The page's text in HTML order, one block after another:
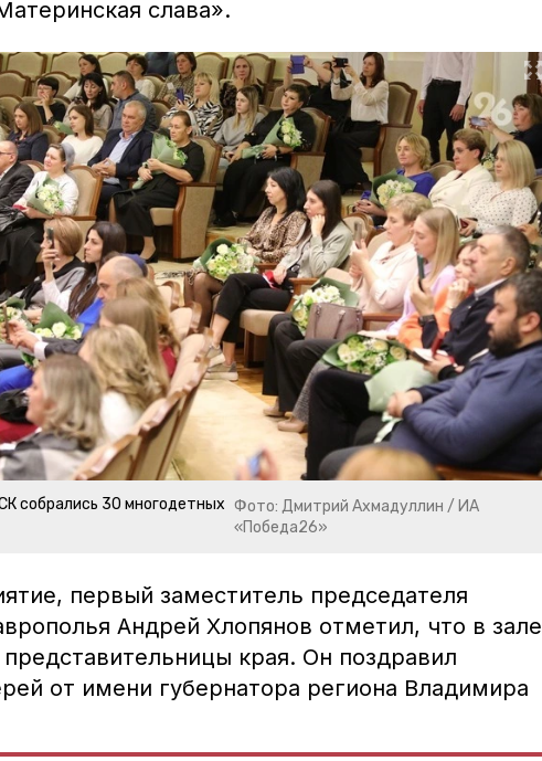
слава».
собрались 30 многодетных Фото: Дмитрий Ахмадуллин / ИА
«Победа26»
первый заместитель председателя
Андрей Хлопянов отметил, что в зале
края. Он поздравил
от имени губернатора региона Владимира